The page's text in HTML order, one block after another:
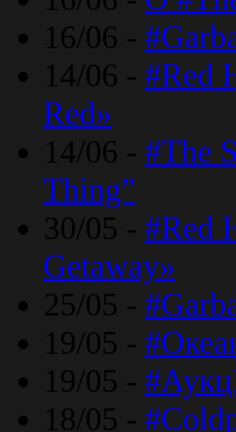
16/06 -
14/06 - #Red
Red»
14/06 - #The
Thing”
30/05 - #Red
Getaway»
25/05 -
19/05 -
19/05 -
18/05 -